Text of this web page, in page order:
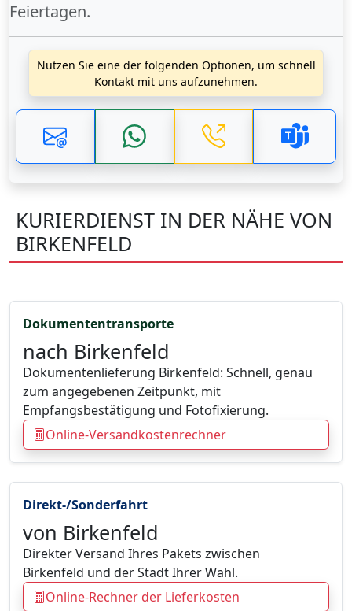
Feiertagen.
Nutzen Sie eine der folgenden Optionen, um schnell
Kontakt mit uns aufzunehmen.
KURIERDIENST IN DER NÄHE VON
BIRKENFELD
Direkt-/Sonderfahrt
von Birkenfeld
Direkter Versand Ihres Pakets zwischen
Birkenfeld und der Stadt Ihrer Wahl.
Online-Rechner der Lieferkosten
Dokumententransporte
nach Birkenfeld
Dokumentenlieferung Birkenfeld: Schnell, genau
zum angegebenen Zeitpunkt, mit
Empfangsbestätigung und Fotofixierung.
Online-Versandkostenrechner